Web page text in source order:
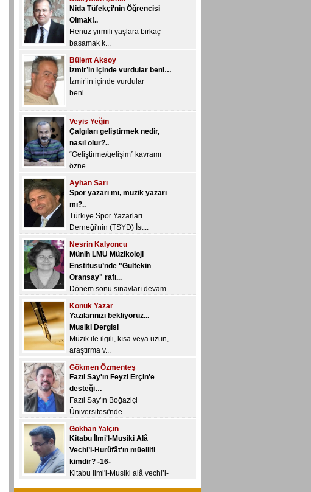
Nida Tüfekçi’nin Öğrencisi
Olmak!..
Henüz yirmili yaşlara birkaç
basamak k...
Bülent Aksoy
İzmir’in içinde vurdular beni…
İzmir’in içinde vurdular
beni…...
Veyis Yeğin
Çalgıları geliştirmek nedir,
nasıl olur?..
“Geliştirme/gelişim” kavramı
özne...
Ayhan Sarı
Spor yazarı mı, müzik yazarı
mı?..
Türkiye Spor Yazarları
Derneği'nin (TSYD) İst...
Nesrin Kalyoncu
Münih LMU Müzikoloji
Enstitüsü’nde "Gültekin
Oransay" rafı...
Dönem sonu sınavları devam
Konuk Yazar
Yazılarınızı bekliyoruz...
Musiki Dergisi
Müzik ile ilgili, kısa veya uzun,
araştırma v...
Gökmen Özmenteş
Fazıl Say'ın Feyzi Erçin'e
desteği…
Fazıl Say'ın Boğaziçi
Üniversitesi'nde...
Gökhan Yalçın
Kitabu İlmi'l-Musiki Alâ
Vechi’l-Hurûfât'ın müellifi
kimdir? -16-
Kitabu İlmi'l-Musiki alâ vechi’l-
Recep Uslu